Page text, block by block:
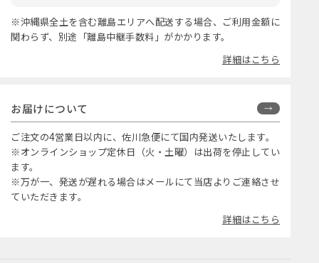
※沖縄県全土を含む離島エリアへ配送する場合、ご利用金額に
関わらず、別途「離島中継手数料」がかかります。
詳細はこちら
お届けについて
ご注文の4営業日以内に、佐川急便にて国内発送いたします。
※オンラインショップ定休日（火・土曜）は出荷を停止してい
ます。
※万が一、発送が遅れる場合はメールにて当店よりご連絡させ
ていただきます。
詳細はこちら